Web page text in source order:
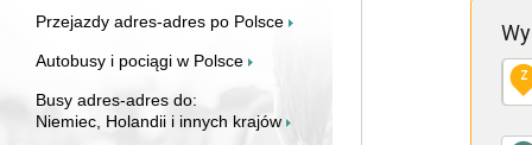
Przejazdy adres-adres po Polsce
Autobusy i pociągi w Polsce
Busy adres-adres do:
Niemiec, Holandii i innych krajów
Z